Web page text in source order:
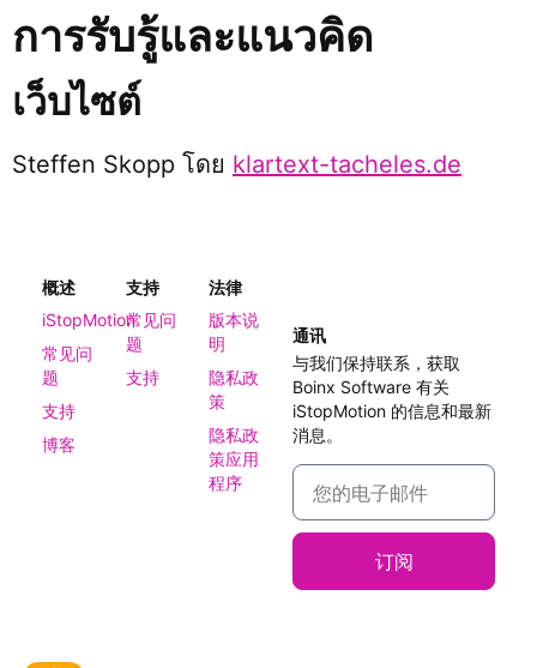
การรับรู้และแนวคิด
เว็บไซต์
Steffen Skopp โดย klartext-tacheles.de
概述
iStopMotion
常见问
题
支持
博客
支持
常见问
题
支持
法律
版本说
明
隐私政
策
隐私政
策应用
程序
通讯
与我们保持联系，获取
Boinx Software 有关
iStopMotion 的信息和最新
消息。
订阅